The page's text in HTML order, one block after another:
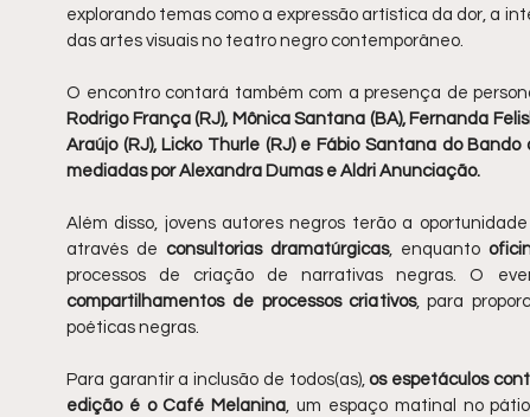
explorando temas como a expressão artística da dor, a
das artes visuais no teatro negro contemporâneo.
O encontro contará também com a presença de
Rodrigo França (RJ), Mônica Santana (BA), Fernanda
Araújo (RJ), Licko Thurle (RJ) e Fábio Santana do
mediadas por Alexandra Dumas e Aldri Anunciação.
Além disso, jovens autores negros terão a
através de consultorias dramatúrgicas, enquanto
processos de criação de narrativas negras. O
compartilhamentos de processos criativos, para
poéticas negras.
Para garantir a inclusão de todos(as), os espetáculos
edição é o Café Melanina, um espaço matinal no